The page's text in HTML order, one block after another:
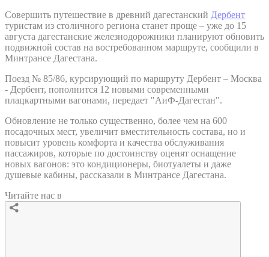
Совершить путешествие в древний дагестанский Дербент
туристам из столичного региона станет проще – уже до 15
августа дагестанские железнодорожники планируют обновить
подвижной состав на востребованном маршруте, сообщили в
Минтрансе Дагестана.
Поезд № 85/86, курсирующий по маршруту Дербент – Москва
- Дербент, пополнится 12 новыми современными
плацкартными вагонами, передает "АиФ-Дагестан".
Обновление не только существенно, более чем на 600
посадочных мест, увеличит вместительность состава, но и
повысит уровень комфорта и качества обслуживания
пассажиров, которые по достоинству оценят оснащение
новых вагонов: это кондиционеры, биотуалеты и даже
душевые кабины, рассказали в Минтрансе Дагестана.
Читайте нас в